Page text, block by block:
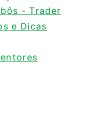
- Trader
e Dicas